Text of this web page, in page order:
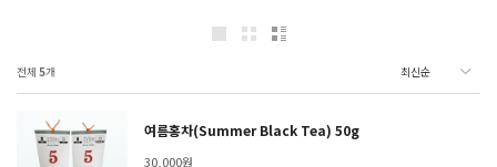
전체 5개
여름홍차(Summer Black Tea) 50g
30,000원